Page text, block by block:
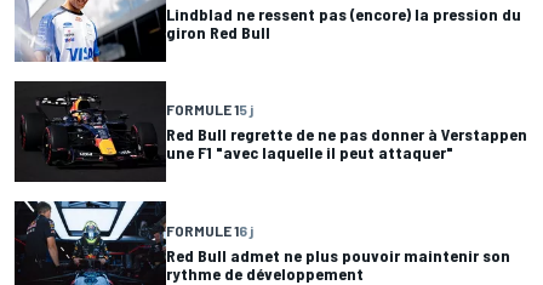
Lindblad ne ressent pas (encore) la pression du
giron Red Bull
FORMULE 15 j
Red Bull regrette de ne pas donner à Verstappen
une F1 "avec laquelle il peut attaquer"
FORMULE 16 j
Red Bull admet ne plus pouvoir maintenir son
rythme de développement